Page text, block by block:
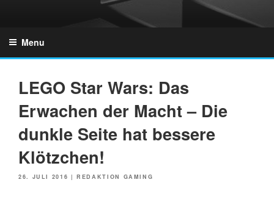
Menu
LEGO Star Wars: Das
Erwachen der Macht – Die
dunkle Seite hat bessere
Klötzchen!
POSTED
26. JULI 2016 |REDAKTION GAMING